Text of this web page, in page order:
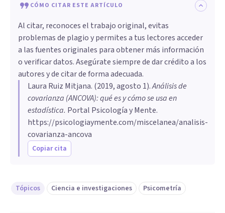
CÓMO CITAR ESTE ARTÍCULO
Al citar, reconoces el trabajo original, evitas
problemas de plagio y permites a tus lectores acceder
a las fuentes originales para obtener más información
o verificar datos. Asegúrate siempre de dar crédito a los
autores y de citar de forma adecuada.
Laura Ruiz Mitjana. (2019, agosto 1).Análisis de
covarianza (ANCOVA): qué es y cómo se usa en
estadística. Portal Psicología y Mente.
https://psicologiaymente.com/miscelanea/analisis-
covarianza-ancova
Copiar cita
Tópicos Ciencia e investigaciones Psicometría